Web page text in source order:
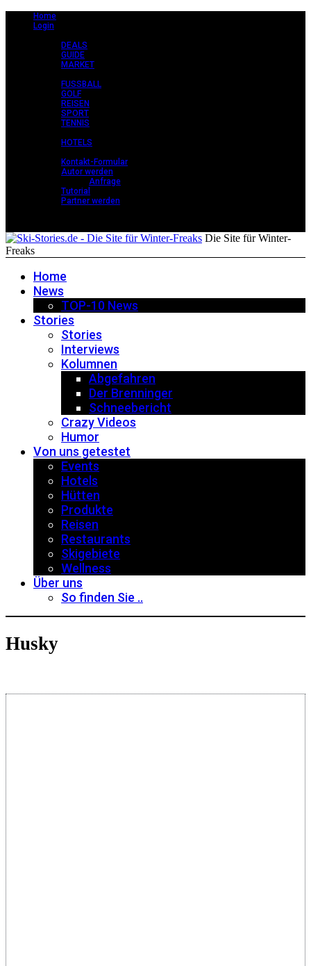
Home
Login
DEALS
GUIDE
MARKET
FUSSBALL
GOLF
REISEN
SPORT
TENNIS
HOTELS
Kontakt-Formular
Autor werden
Anfrage
Tutorial
Partner werden
Die Site für Winter-
Freaks
Home
News
TOP-10 News
Stories
Stories
Interviews
Kolumnen
Abgefahren
Der Brenninger
Schneebericht
Crazy Videos
Humor
Von uns getestet
Events
Hotels
Hütten
Produkte
Reisen
Restaurants
Skigebiete
Wellness
Über uns
So finden Sie ..
Husky